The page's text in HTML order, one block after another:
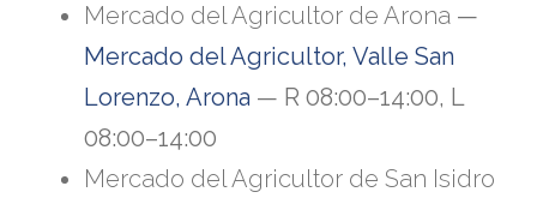
Mercado del Agricultor de Arona —
Mercado del Agricultor, Valle San
Lorenzo, Arona — R 08:00–14:00, L
08:00–14:00
Mercado del Agricultor de San Isidro